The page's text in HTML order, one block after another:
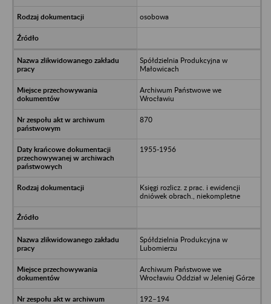
osobowa
Spółdzielnia Produkcyjna w
Małowicach
Archiwum Państwowe we
Wrocławiu
870
1955-1956
Księgi rozlicz. z prac. i ewidencji
dniówek obrach., niekompletne
Spółdzielnia Produkcyjna w
Lubomierzu
Archiwum Państwowe we
Wrocławiu Oddział w Jeleniej Górze
192–194